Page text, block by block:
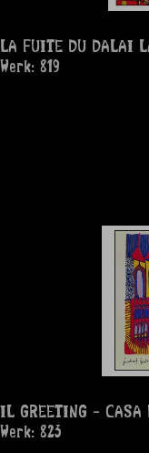
LA FUITE DU DALAI
Werk: 819
IL GREETING - CASA
Werk: 823